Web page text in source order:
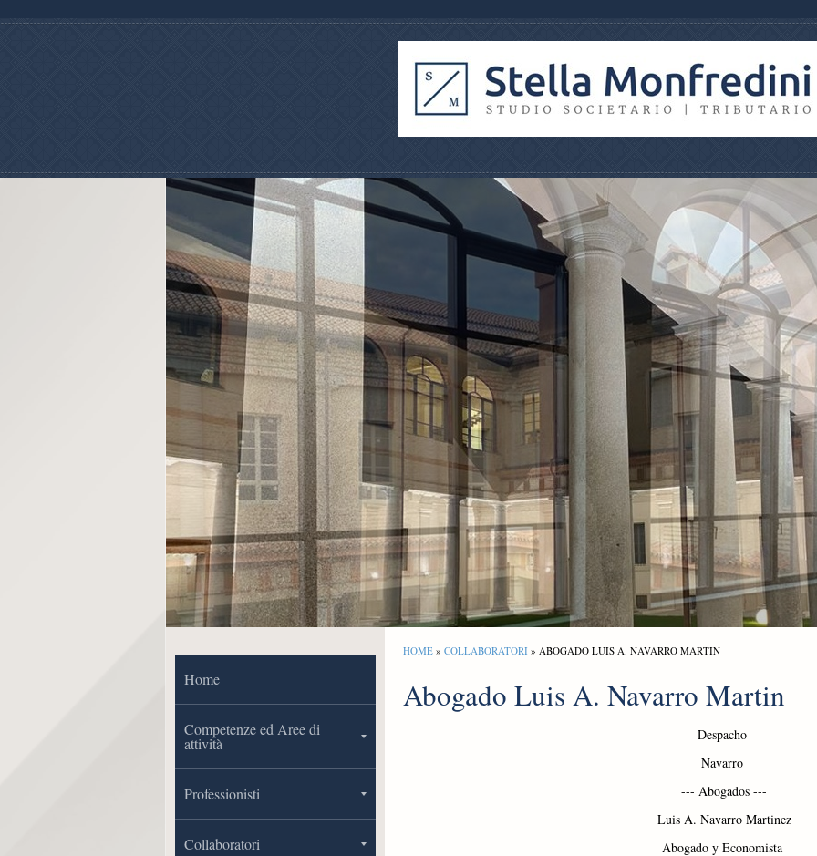
HOME » COLLABORATORI » ABOGADO LUIS A. NAVARRO MARTIN
Abogado Luis A. Navarro Martin
Despacho
Navarro
--- Abogados
Luis A. Navarro Martinez
Abogado y Economista
Home
Competenze ed Aree di
attività
Professionisti
Collaboratori